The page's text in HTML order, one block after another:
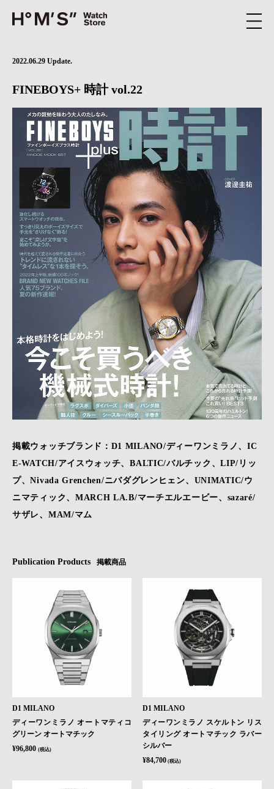
2022.06.29 Update.
FINEBOYS+ 時計 vol.22
掲載ウォッチブランド：D1 MILANO/ディーワンミラノ、IC
E-WATCH/アイスウォッチ、BALTIC/バルチック、LIP/リッ
プ、Nivada Grenchen/ニバダグレンヒェン、UNIMATIC/ウ
ニマティック、MARCH LA.B/マーチエルエービー、sazaré/
サザレ、MAM/マム
Publication Products 掲載商品
D1 MILANO
ディーワンミラノ オートマティコ
グリーン オートマチック
¥96,800 (税込)
D1 MILANO
ディーワンミラノ スケルトン リス
タイリング オートマチック ラバー
シルバー
¥84,700 (税込)